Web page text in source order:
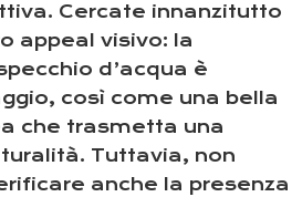
Cercate innanzitutto
appeal visivo: la
d’acqua è
così come una bella
che trasmetta una
Tuttavia, non
anche la presenza